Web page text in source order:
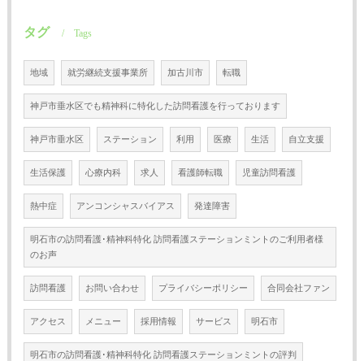
タグ Tags
地域 就労継続支援事業所 加古川市 転職
神戸市垂水区でも精神科に特化した訪問看護を行っております
神戸市垂水区 ステーション 利用 医療 生活 自立支援
生活保護 心療内科 求人 看護師転職 児童訪問看護
熱中症 アンコンシャスバイアス 発達障害
明石市の訪問看護･精神科特化 訪問看護ステーションミントのご利用者様
のお声
訪問看護 お問い合わせ プライバシーポリシー 合同会社ファン
アクセス メニュー 採用情報 サービス 明石市
明石市の訪問看護･精神科特化 訪問看護ステーションミントの評判